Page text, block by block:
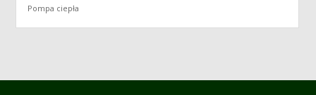
Pompa ciepła